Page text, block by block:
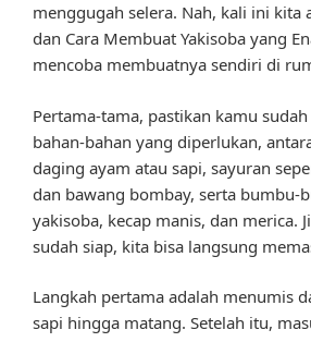
menggugah selera. Nah, kali ini kita
dan Cara Membuat Yakisoba yang
mencoba membuatnya sendiri di
Pertama-tama, pastikan kamu
bahan-bahan yang diperlukan,
daging ayam atau sapi, sayuran
dan bawang bombay, serta bumbu-
yakisoba, kecap manis, dan merica.
sudah siap, kita bisa langsung
Langkah pertama adalah menumis
sapi hingga matang. Setelah itu,